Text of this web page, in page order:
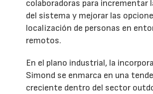
colaboradoras para incrementar
del sistema y mejorar las
localización de personas en
remotos.
En el plano industrial, la
Simond se enmarca en una
creciente dentro del sector